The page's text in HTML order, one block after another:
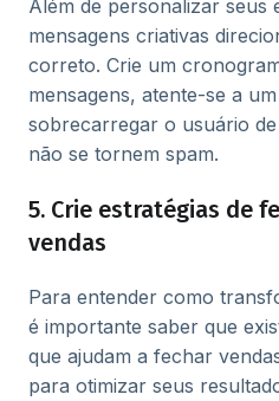
Além de personalizar seus
mensagens criativas
correto. Crie um
mensagens, atente-se a
sobrecarregar o usuário
não se tornem spam.
5. Crie estratégias de
vendas
Para entender como
é importante saber que
que ajudam a fechar
para otimizar seus